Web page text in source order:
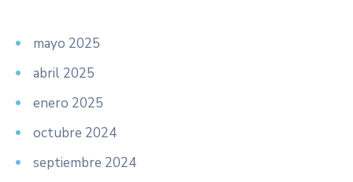
mayo 2025
abril 2025
enero 2025
octubre 2024
septiembre 2024